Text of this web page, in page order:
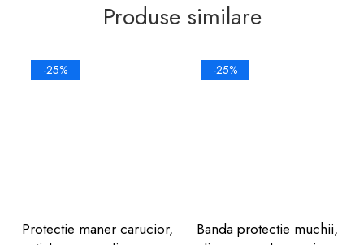
Produse similare
-25%
Protectie maner carucior,
-25%
Banda protectie muchii,